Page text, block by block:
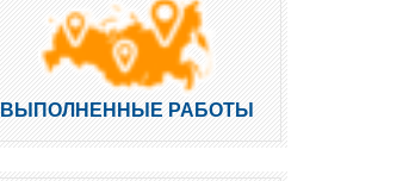
ВЫПОЛНЕННЫЕ РАБОТЫ